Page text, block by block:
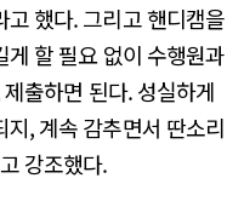
했다. 그리고 핸디캠을
할 필요 없이 수행원과
출하면 된다. 성실하게
, 계속 감추면서 딴소리
강조했다.